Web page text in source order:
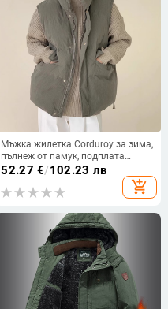
Мъжка жилетка Corduroy за зима,
пълнеж от памук, подплата
полиестер, стойка яка
52.27 €/102.23 лв
add_shopping_cart